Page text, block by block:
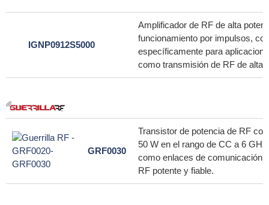
IGNP0912S5000
Amplificador de RF de alta
funcionamiento por impulsos,
específicamente para
como transmisión de RF de alta
GRF0030
Transistor de potencia de RF
50 W en el rango de CC a 6
como enlaces de comunicación
RF potente y fiable.